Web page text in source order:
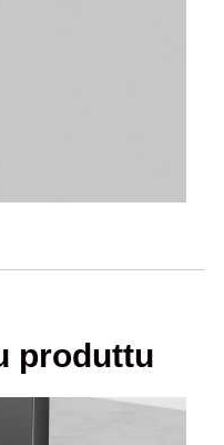
produttu